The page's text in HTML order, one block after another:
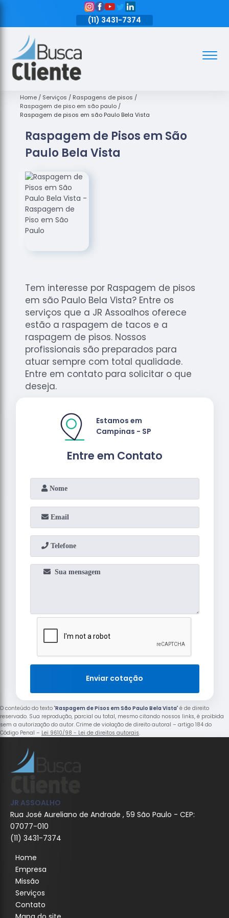
(11) 3431-7374
Assoalhos
de Madeira
Decks de
Empresas
de
de Madeira
Loja de
Assoalhos
Raspagem
de
Raspagem
de Tacos
de
Madeiras
Raspagens
de Pisos
Tacos de
Madeiras
Home Serviços
Raspagens de pisos
Raspagem de piso em são paulo
Raspagem de pisos em são Paulo Bela Vista
Raspagem de Pisos em São
Paulo Bela Vista
Tem interesse por Raspagem de pisos
em são Paulo Bela Vista? Entre os
serviços que a JR Assoalhos oferece
estão a raspagem de tacos e a
raspagem de pisos. Nossos
profissionais são preparados para
atuar sempre com total qualidade.
Entre em contato para solicitar o que
deseja.
Entre em Contato
Estamos em
Campinas - SP
Enviar cotação
O conteúdo do texto "Raspagem de Pisos em São Paulo Bela Vista" é de direito
reservado. Sua reprodução, parcial ou total, mesmo citando nossos links, é proibida
sem a autorização do autor. Crime de violação de direito autoral – artigo 184 do
Código Penal – Lei 9610/98 - Lei de direitos autorais.
JR ASSOALHO
Rua José Aureliano de Andrade , 59 São Paulo - CEP:
07077-010
(11) 3431-7374
Home
Empresa
Missão
Serviços
Contato